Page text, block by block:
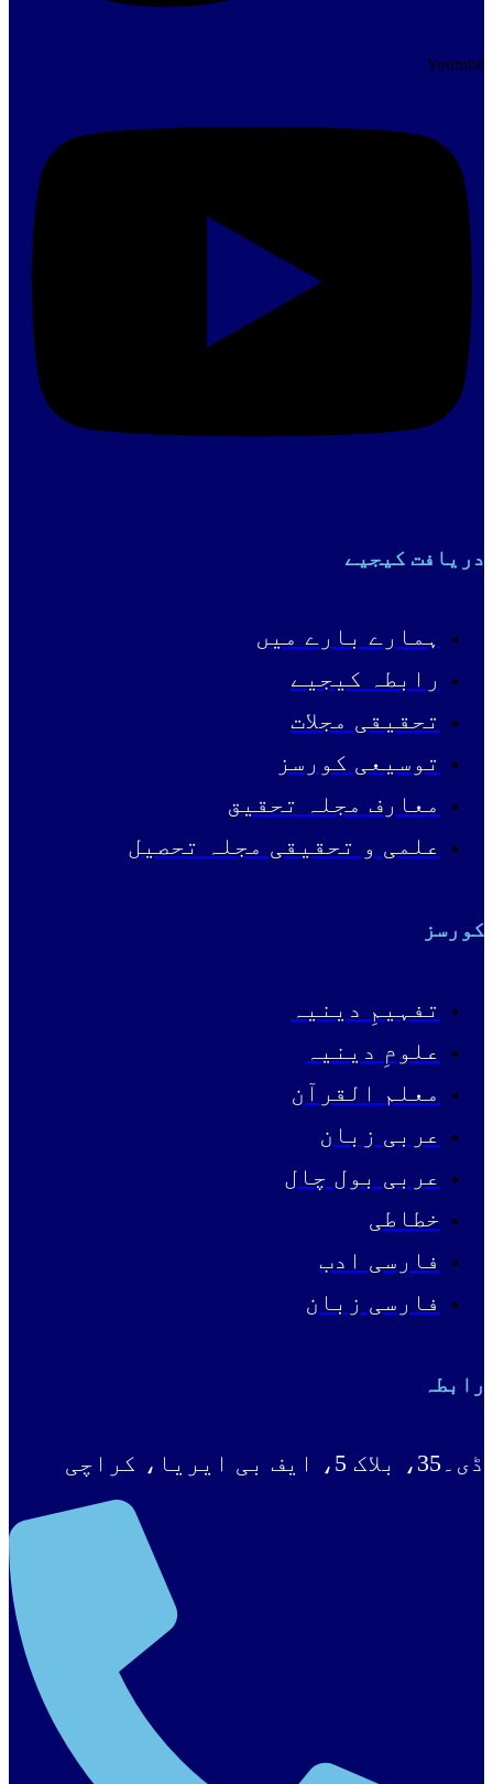
Youtube
دریافت کیجیے
ہمارے بارے میں
رابطہ کیجیے
تحقیقی مجلات
توسیعی کورسز
معارف مجلہ تحقیق
علمی و تحقیقی مجلہ تحصیل
کورسز
تفہیمِ دینیہ
علومِ دینیہ
معلم القرآن
عربی زبان
عربی بول چال
خطاطی
فارسی ادب
فارسی زبان
رابطہ
ڈی۔35، بلاک 5، ایف بی ایریا، کراچی